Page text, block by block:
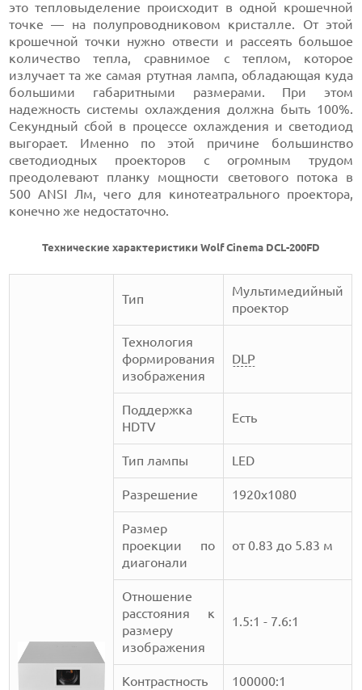
это тепловыделение происходит в одной крошечной
точке — на полупроводниковом кристалле. От этой
крошечной точки нужно отвести и рассеять большое
количество тепла, сравнимое с теплом, которое
излучает та же самая ртутная лампа, обладающая куда
большими габаритными размерами. При этом
надежность системы охлаждения должна быть 100%.
Секундный сбой в процессе охлаждения и светодиод
выгорает. Именно по этой причине большинство
светодиодных проекторов с огромным трудом
преодолевают планку мощности светового потока в
500 ANSI Лм, чего для кинотеатрального проектора,
конечно же недостаточно.
Технические характеристики Wolf Cinema DCL-200FD
Тип
Мультимедийный
проектор
Технология
формирования
изображения
DLP
Поддержка
HDTV
Есть
Тип лампы LED
Разрешение 1920х1080
Размер
проекции по
диагонали
от 0.83 до 5.83 м
Отношение
расстояния к
размеру
изображения
1.5:1 - 7.6:1
Контрастность 100000:1